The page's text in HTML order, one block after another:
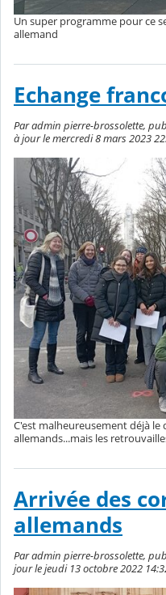
Un super programme pour ce
allemand
Echange
Par admin pierre-brossolette,
à jour le mercredi 8 mars 2023
C'est malheureusement déjà
allemands...mais les
Arrivée des
allemands
Par admin pierre-brossolette,
jour le jeudi 13 octobre 2022